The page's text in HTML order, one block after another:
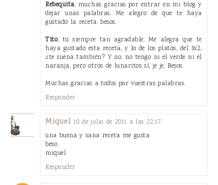
Rebequita, muchas gracias por entrar en mi blog y
dejar unas palabras. Me alegro de que te haya
gustado la receta. besos.
Tito, tú siempre tan agradable. Me alegra que te
haya gustado esta receta, y lo de los platos, del 3x2,
¿te suena también? Y no, no tengo ni el verde ni el
naranja, pero otros de lunaritos sí, je je. Besos.
Muchas gracias a todos por vuestras palabras.
Responder
Miquel 10 de julio de 2011 a las 22:17
una buena y sana receta me gusta
beso
miquel
Responder